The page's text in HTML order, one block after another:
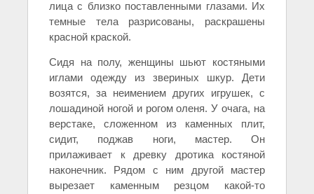
лица с близко поставленными глазами. Их
темные тела разрисованы, раскрашены
красной краской.
Сидя на полу, женщины шьют костяными
иглами одежду из звериных шкур. Дети
возятся, за неимением других игрушек, с
лошадиной ногой и рогом оленя. У очага, на
верстаке, сложенном из каменных плит,
сидит, поджав ноги, мастер. Он
прилаживает к древку дротика костяной
наконечник. Рядом с ним другой мастер
вырезает каменным резцом какой-то